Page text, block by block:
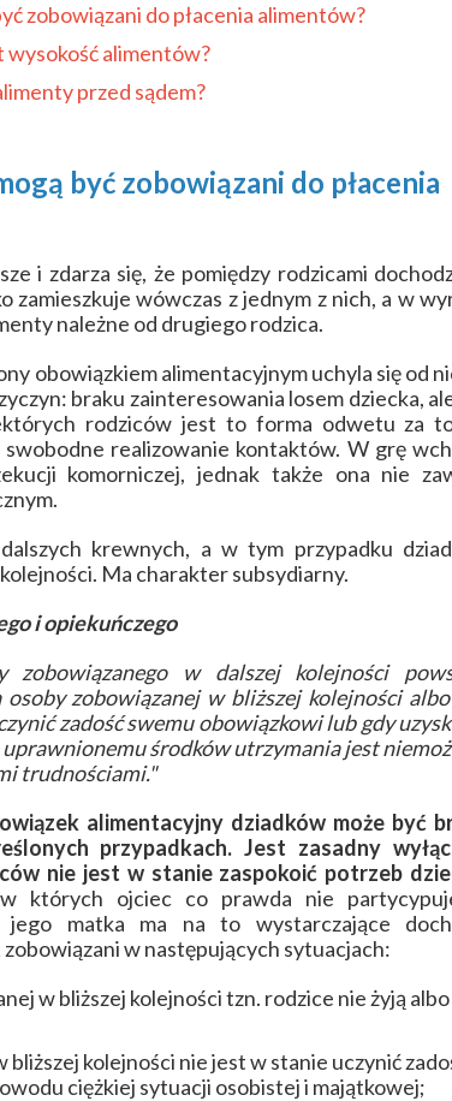
zobowiązani do płacenia alimentów?
wysokość alimentów?
przed sądem?
być zobowiązani do płacenia
i zdarza się, że pomiędzy rodzicami
zamieszkuje wówczas z jednym z nich, a w
należne od drugiego rodzica.
obowiązkiem alimentacyjnym uchyla się od
braku zainteresowania losem dziecka,
rodziców jest to forma odwetu za
swobodne realizowanie kontaktów. W grę
komorniczej, jednak także ona nie
krewnych, a w tym przypadku
Ma charakter subsydiarny.
i opiekuńczego
zobowiązanego w dalszej kolejności
zobowiązanej w bliższej kolejności
zadość swemu obowiązkowi lub gdy
uprawnionemu środków utrzymania jest
trudnościami."
alimentacyjny dziadków może być
przypadkach. Jest zasadny
nie jest w stanie zaspokoić potrzeb
których ojciec co prawda nie
jego matka ma na to wystarczające
w następujących sytuacjach:
w bliższej kolejności tzn. rodzice nie żyją
bliższej kolejności nie jest w stanie uczynić
ciężkiej sytuacji osobistej i majątkowej;